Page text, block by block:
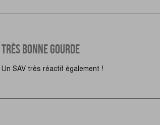
TRÈS BONNE GOURDE
Un SAV très réactif également !